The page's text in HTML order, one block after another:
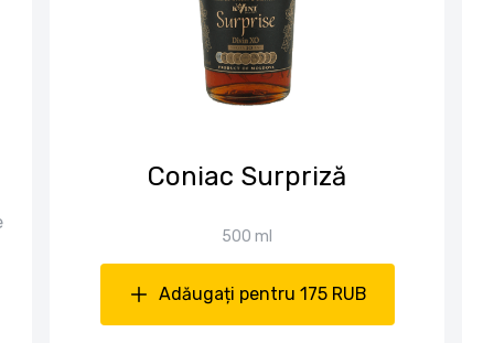
Coniac Surpriză
500 ml
Adăugați pentru 175 RUB